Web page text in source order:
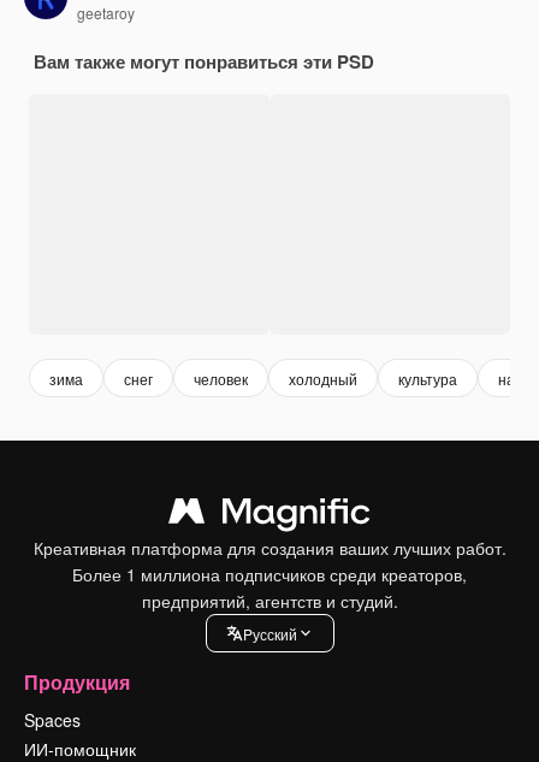
geetaroy
Вам также могут понравиться эти PSD
зима снег человек холодный культура на
Креативная платформа для создания ваших лучших работ.
Более 1 миллиона подписчиков среди креаторов,
предприятий, агентств и студий.
Pусский
Продукция
Spaces
ИИ-помощник